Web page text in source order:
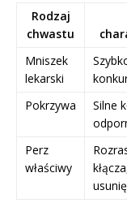
Rodzaj
chwastu
Mniszek
lekarski
Pokrzywa
Silne
Perz
właściwy